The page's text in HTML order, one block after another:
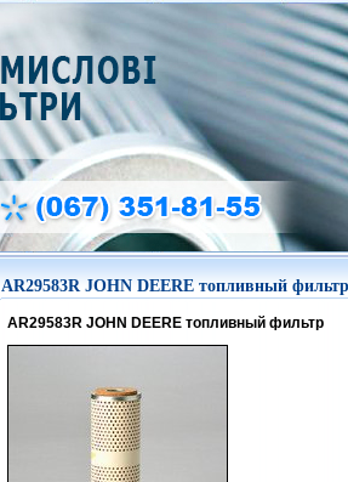
AR29583R JOHN DEERE топливный фильтр
AR29583R JOHN DEERE топливный фильтр